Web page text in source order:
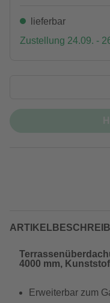
lieferbar
Zustellung 24.09. -
4000 mm,
Erweiterbar zum